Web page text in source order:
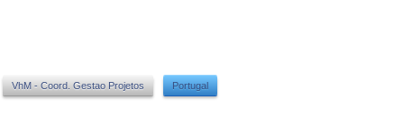
VhM - Coord. Gestao Projetos Portugal